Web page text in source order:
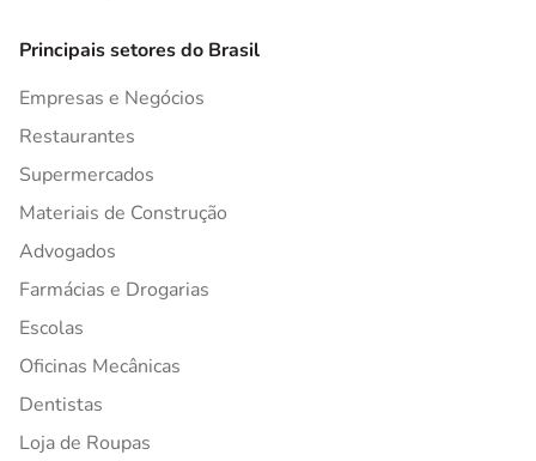
Principais setores do Brasil
Empresas e Negócios
Restaurantes
Supermercados
Materiais de Construção
Advogados
Farmácias e Drogarias
Escolas
Oficinas Mecânicas
Dentistas
Loja de Roupas